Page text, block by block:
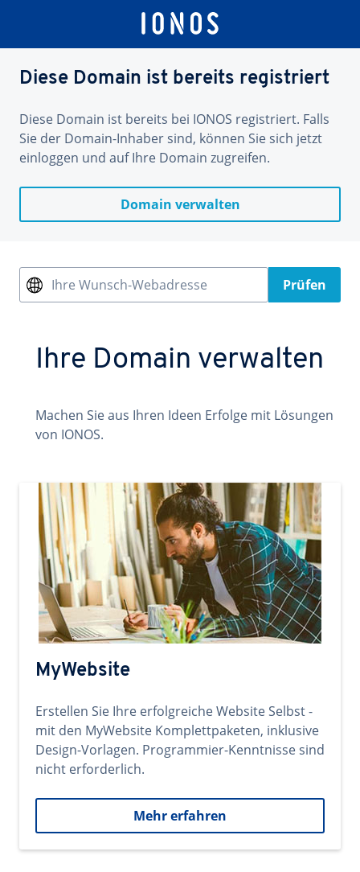
Diese Domain ist bereits registriert
Diese Domain ist bereits bei IONOS registriert. Falls
Sie der Domain-Inhaber sind, können Sie sich jetzt
einloggen und auf Ihre Domain zugreifen.
Domain verwalten
Ihre Wunsch-Webadresse Prüfen
Ihre Domain verwalten
Machen Sie aus Ihren Ideen Erfolge mit Lösungen
von IONOS.
MyWebsite
Erstellen Sie Ihre erfolgreiche Website Selbst -
mit den MyWebsite Komplettpaketen, inklusive
Design-Vorlagen. Programmier-Kenntnisse sind
nicht erforderlich.
Mehr erfahren